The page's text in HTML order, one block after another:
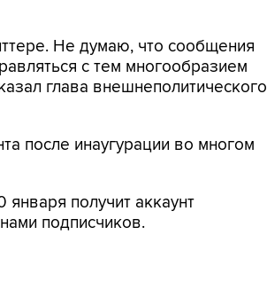
Не думаю, что сообщения
с тем многообразием
глава внешнеполитического
после инаугурации во многом
получит аккаунт
подписчиков.